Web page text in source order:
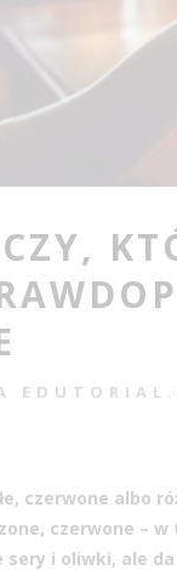
czerwone albo
czerwone –
sery i oliwki, ale